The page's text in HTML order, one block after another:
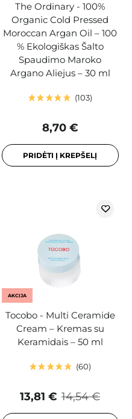
The Ordinary - 100%
Organic Cold Pressed
Moroccan Argan Oil – 100
% Ekologiškas Šalto
Spaudimo Maroko
Argano Aliejus – 30 ml
103
8,70 €
PRIDĖTI Į KREPŠELĮ
AKCIJA
Tocobo - Multi Ceramide
Cream – Kremas su
Keramidais – 50 ml
60
14,54 €
13,81 €